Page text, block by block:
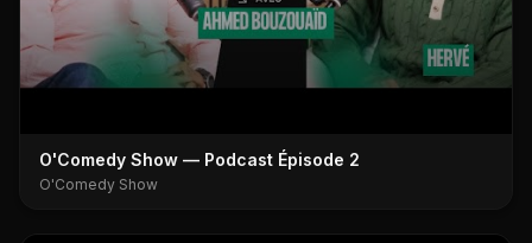
O'Comedy Show — Podcast Épisode 2
O'Comedy Show